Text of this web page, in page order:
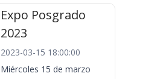
Expo Posgrado
2023
2023-03-15 18:00:00
Miércoles 15 de marzo